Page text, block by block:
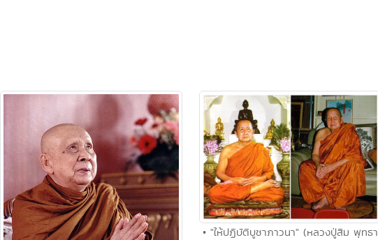
• "ให้ปฏิบัติบูชาภาวนา" (หลวงปู่สิม พุทธา